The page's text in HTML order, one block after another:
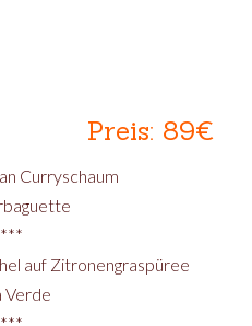
Preis: 89€
Curryschaum
auf Zitronengraspüree
Verde